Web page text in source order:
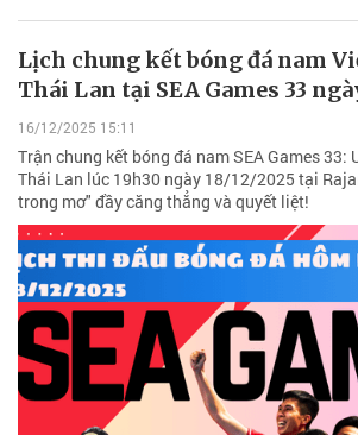
Lịch chung kết bóng đá nam
Thái Lan tại SEA Games 33
16/12/2025 15:11
Trận chung kết bóng đá nam SEA Games 33:
Thái Lan lúc 19h30 ngày 18/12/2025 tại
trong mơ" đầy căng thẳng và quyết liệt!